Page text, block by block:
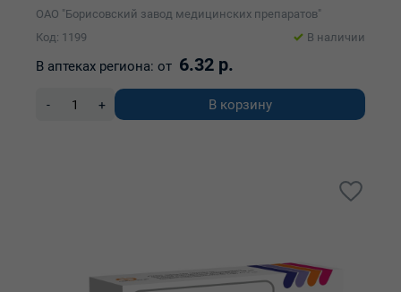
ОАО "Борисовский завод медицинских препаратов"
Код: 1199
В наличии
В аптеках региона: от 6.32 р.
- + В корзину